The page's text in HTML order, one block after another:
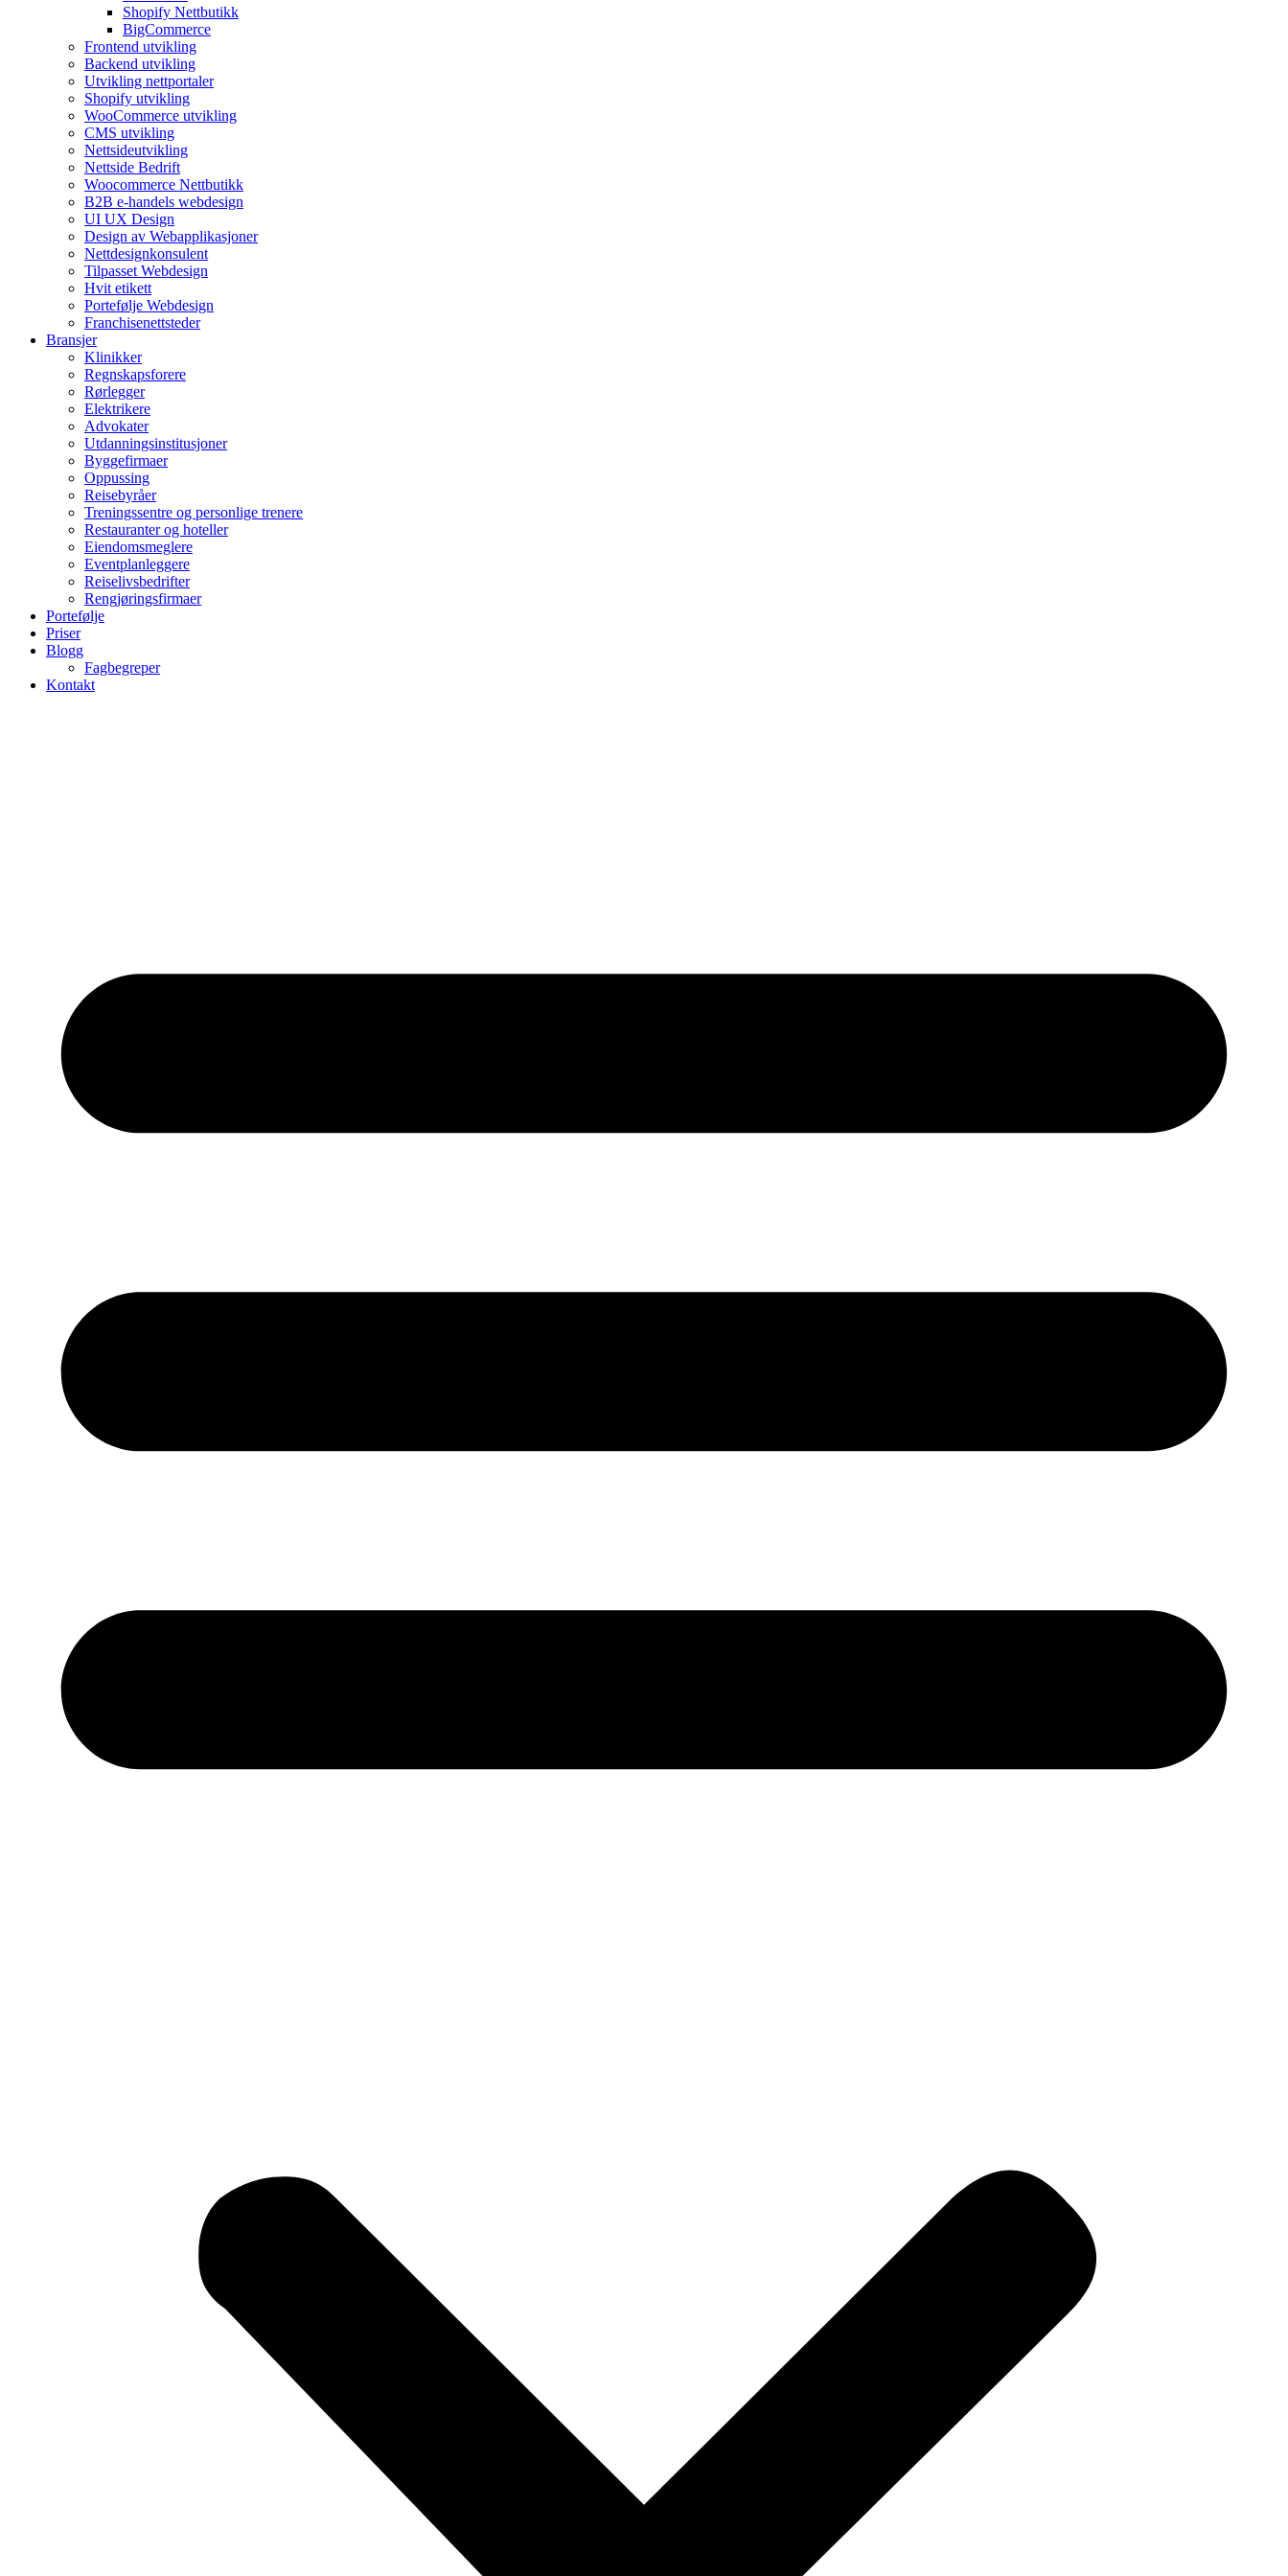
Shopify Nettbutikk
BigCommerce
Frontend utvikling
Backend utvikling
Utvikling nettportaler
Shopify utvikling
WooCommerce utvikling
CMS utvikling
Nettsideutvikling
Nettside Bedrift
Woocommerce Nettbutikk
B2B e-handels webdesign
UI UX Design
Design av Webapplikasjoner
Nettdesignkonsulent
Tilpasset Webdesign
Hvit etikett
Portefølje Webdesign
Franchisenettsteder
Bransjer
Klinikker
Regnskapsforere
Rørlegger
Elektrikere
Advokater
Utdanningsinstitusjoner
Byggefirmaer
Oppussing
Reisebyråer
Treningssentre og personlige trenere
Restauranter og hoteller
Eiendomsmeglere
Eventplanleggere
Reiselivsbedrifter
Rengjøringsfirmaer
Portefølje
Priser
Blogg
Fagbegreper
Kontakt